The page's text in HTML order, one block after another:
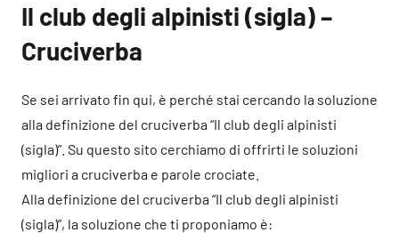
Il club degli alpinisti (sigla) –
Cruciverba
Se sei arrivato fin qui, è perché stai cercando la soluzione
alla definizione del cruciverba “Il club degli alpinisti
(sigla)”. Su questo sito cerchiamo di offrirti le soluzioni
migliori a cruciverba e parole crociate.
Alla definizione del cruciverba “Il club degli alpinisti
(sigla)”, la soluzione che ti proponiamo è: